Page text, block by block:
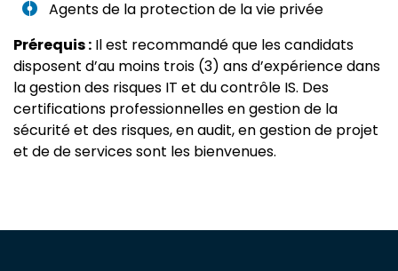
Agents de la protection de la vie privée
Prérequis : Il est recommandé que les candidats
disposent d’au moins trois (3) ans d’expérience dans
la gestion des risques IT et du contrôle IS. Des
certifications professionnelles en gestion de la
sécurité et des risques, en audit, en gestion de projet
et de de services sont les bienvenues.